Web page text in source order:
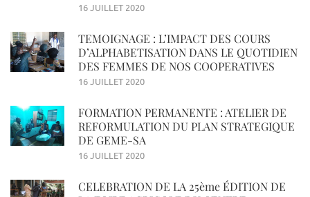
16 JUILLET 2020
TEMOIGNAGE : L’IMPACT DES COURS
D’ALPHABETISATION DANS LE QUOTIDIEN
DES FEMMES DE NOS COOPERATIVES
16 JUILLET 2020
FORMATION PERMANENTE : ATELIER DE
REFORMULATION DU PLAN STRATEGIQUE
DE GEME-SA
16 JUILLET 2020
CELEBRATION DE LA 25ème ÉDITION DE